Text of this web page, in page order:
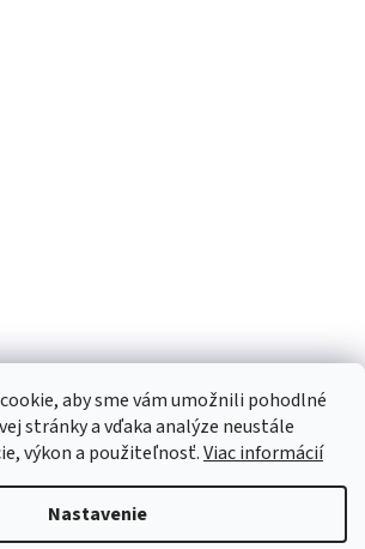
aby sme vám umožnili pohodlné
stránky a vďaka analýze neustále
výkon a použiteľnosť.Viac informácií
Nastavenie